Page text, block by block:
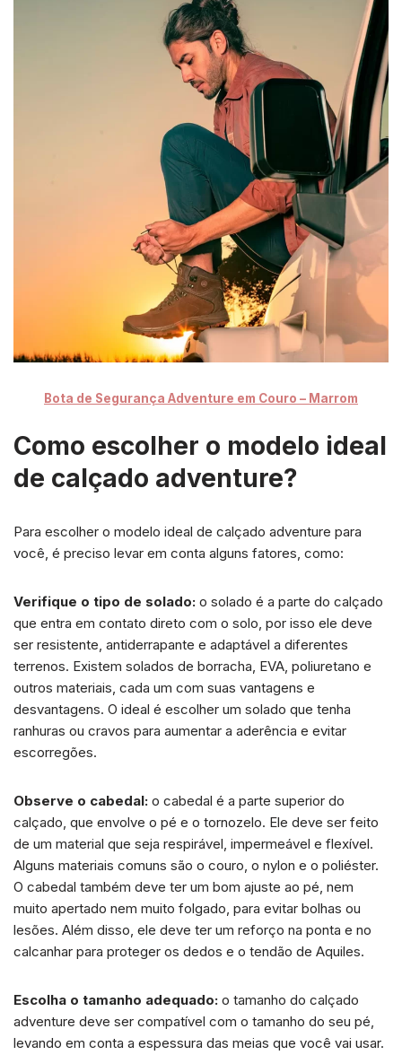
Bota de Segurança Adventure em Couro – Marrom
Como escolher o modelo ideal
de calçado adventure?
Para escolher o modelo ideal de calçado adventure para
você, é preciso levar em conta alguns fatores, como:
Verifique o tipo de solado: o solado é a parte do calçado
que entra em contato direto com o solo, por isso ele deve
ser resistente, antiderrapante e adaptável a diferentes
terrenos. Existem solados de borracha, EVA, poliuretano e
outros materiais, cada um com suas vantagens e
desvantagens. O ideal é escolher um solado que tenha
ranhuras ou cravos para aumentar a aderência e evitar
escorregões.
Observe o cabedal: o cabedal é a parte superior do
calçado, que envolve o pé e o tornozelo. Ele deve ser feito
de um material que seja respirável, impermeável e flexível.
Alguns materiais comuns são o couro, o nylon e o poliéster.
O cabedal também deve ter um bom ajuste ao pé, nem
muito apertado nem muito folgado, para evitar bolhas ou
lesões. Além disso, ele deve ter um reforço na ponta e no
calcanhar para proteger os dedos e o tendão de Aquiles.
Escolha o tamanho adequado: o tamanho do calçado
adventure deve ser compatível com o tamanho do seu pé,
levando em conta a espessura das meias que você vai usar.